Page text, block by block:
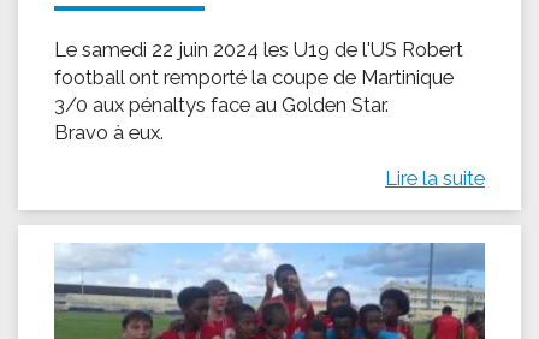
Le samedi 22 juin 2024 les U19 de l'US Robert
football ont remporté la coupe de Martinique
3/0 aux pénaltys face au Golden Star.
Bravo à eux.
Lire la suite